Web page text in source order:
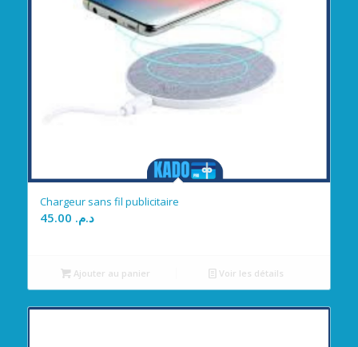
Chargeur sans fil publicitaire
د.م.
Ajouter au panier Voir les détails